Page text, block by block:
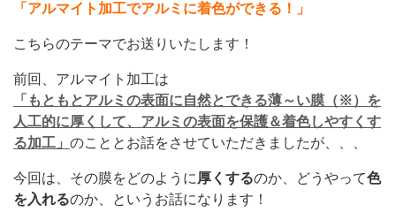
「アルマイト加工でアルミに着色ができる！」
こちらのテーマでお送りいたします！
前回、アルマイト加工は
「もともとアルミの表面に自然とできる薄～い膜（※）を
人工的に厚くして、アルミの表面を保護＆着色しやすくす
る加工」 のこととお話をさせていただきましたが、、、
今回は、その膜をどのように 厚くするのか、どうやって色
を入れるのか、というお話になります！